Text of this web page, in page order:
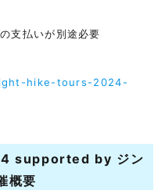
支払いが別途必要
hike-tours-2024-
supported by ジン
概要